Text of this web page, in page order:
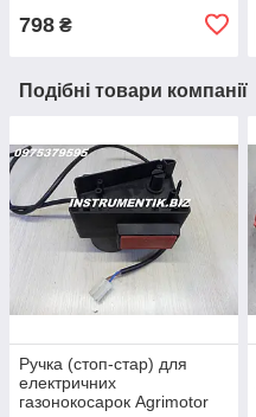
798 ₴
Подібні товари компанії
Ручка (стоп-стар) для
електричних
газонокосарок Agrimotor